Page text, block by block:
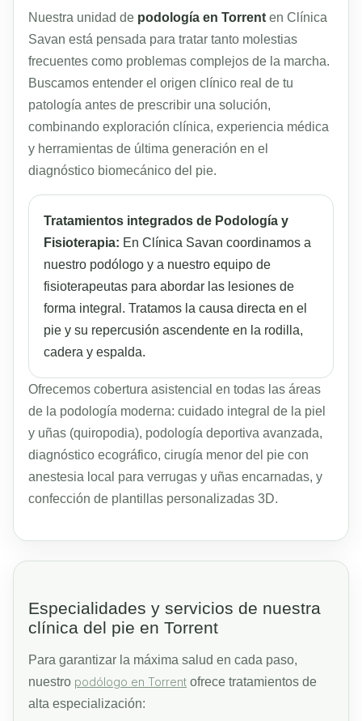
Nuestra unidad de podología en Torrent en Clínica
Savan está pensada para tratar tanto molestias
frecuentes como problemas complejos de la marcha.
Buscamos entender el origen clínico real de tu
patología antes de prescribir una solución,
combinando exploración clínica, experiencia médica
y herramientas de última generación en el
diagnóstico biomecánico del pie.
Tratamientos integrados de Podología y
Fisioterapia: En Clínica Savan coordinamos a
nuestro podólogo y a nuestro equipo de
fisioterapeutas para abordar las lesiones de
forma integral. Tratamos la causa directa en el
pie y su repercusión ascendente en la rodilla,
cadera y espalda.
Ofrecemos cobertura asistencial en todas las áreas
de la podología moderna: cuidado integral de la piel
y uñas (quiropodia), podología deportiva avanzada,
diagnóstico ecográfico, cirugía menor del pie con
anestesia local para verrugas y uñas encarnadas, y
confección de plantillas personalizadas 3D.
Especialidades y servicios de nuestra
clínica del pie en Torrent
Para garantizar la máxima salud en cada paso,
nuestro podólogo en Torrent ofrece tratamientos de
alta especialización: